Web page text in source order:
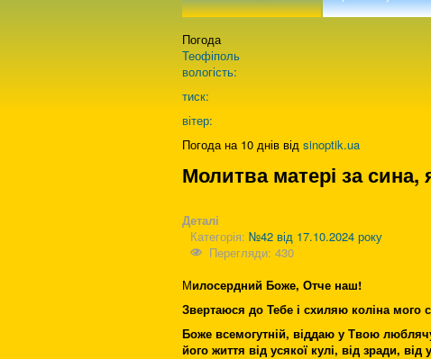
Погода
Теофіполь
вологість:
тиск:
вітер:
Погода на 10 днів від sinoptik.ua
Молитва матері за сина,
Деталі
Категорія: №42 від 17.10.2024 року
Перегляди: 430
Милосердний Боже, Отче наш!
Звертаюся до Тебе і схиляю коліна мого
Боже всемогутній, віддаю у Твою
його життя від усякої кулі, від зради, від